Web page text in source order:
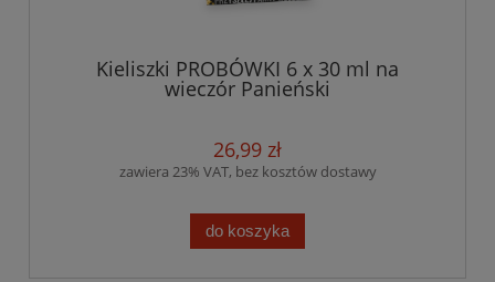
Kieliszki PROBÓWKI 6 x 30 ml na
wieczór Panieński
26,99 zł
zawiera 23% VAT, bez kosztów dostawy
do koszyka